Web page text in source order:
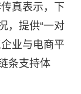
真表示，下
，提供“一对
业与电商平
条支持体